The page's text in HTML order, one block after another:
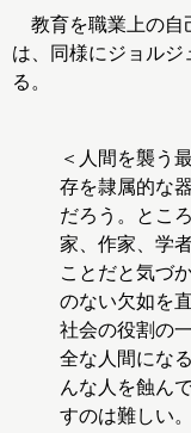
教育を職業上の自
は、同様にジョル
る。
＜人間を襲う
存を隷属的な
だろう。とこ
家、作家、学
ことだと気づ
のない欠如を
社会の役割の
全な人間にな
んな人を蝕ん
すのは難しい